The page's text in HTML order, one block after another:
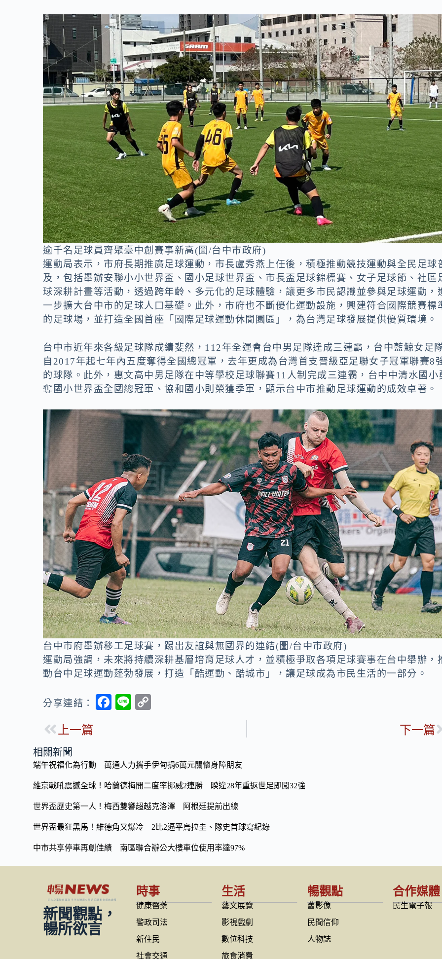
逾千名足球員齊聚臺中創賽事新高(圖/台中市政府)
運動局表示，市府長期推廣足球運動，市長盧秀燕上任後，積極推動競技運動與全民足球
及，包括舉辦安聯小小世界盃、國小足球世界盃、市長盃足球錦標賽、女子足球節、社區
球深耕計畫等活動，透過跨年齡、多元化的足球體驗，讓更多市民認識並參與足球運動，
一步擴大台中市的足球人口基礎。此外，市府也不斷優化運動設施，興建符合國際競賽標
的足球場，並打造全國首座「國際足球運動休閒園區」，為台灣足球發展提供優質環境。
台中市近年來各級足球隊成績斐然，112年全運會台中男足隊達成三連霸，台中藍鯨女足
自2017年起七年內五度奪得全國總冠軍，去年更成為台灣首支晉級亞足聯女子冠軍聯賽8
的球隊。此外，惠文高中男足隊在中等學校足球聯賽11人制完成三連霸，台中中清水國小
奪國小世界盃全國總冠軍、協和國小則榮獲季軍，顯示台中市推動足球運動的成效卓著。
台中市府舉辦移工足球賽，踢出友誼與無國界的連結(圖/台中市政府)
運動局強調，未來將持續深耕基層培育足球人才，並積極爭取各項足球賽事在台中舉辦，
動台中足球運動蓬勃發展，打造「酷運動、酷城市」，讓足球成為市民生活的一部分。
分享連結：
F
o
o
Li
Li
n
上一篇 下一篇
相關新聞
端午祝福化為行動 萬通人力攜手伊甸捐6萬元關懷身障朋友
維京戰吼震撼全球！哈蘭德梅開二度率挪威2連勝 睽違28年重返世足即闖32強
世界盃歷史第一人！梅西雙響超越克洛澤 阿根廷提前出線
世界盃最狂黑馬！維德角又爆冷 2比2逼平烏拉圭、隊史首球寫紀錄
中市共享停車再創佳績 南區聯合辦公大樓車位使用率達97%
新聞觀點，
暢所欲言
時事
健康醫藥
警政司法
新住民
社會交通
生活
藝文展覽
影視戲劇
數位科技
旅食消費
暢觀點
舊影像
民間信仰
人物誌
合作媒體
民生電子報